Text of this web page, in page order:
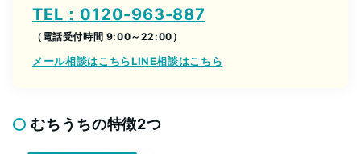
TEL：0120-963-887
（電話受付時間 9:00～22:00）
メール相談はこちらLINE相談はこちら
むちうちの特徴2つ